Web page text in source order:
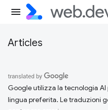
Articles
Google utilizza la tecnologia
lingua preferita. Le traduzioni